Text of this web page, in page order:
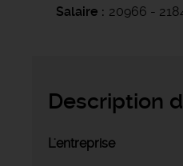
Salaire
20966 -
Description
L'entreprise